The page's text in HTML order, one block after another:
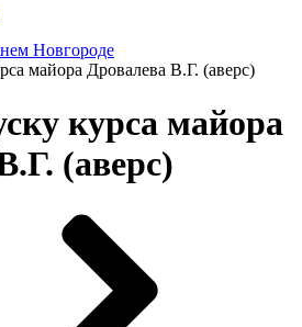
Новгороде
майора Дровалева В.Г. (аверс)
курса майора
(аверс)